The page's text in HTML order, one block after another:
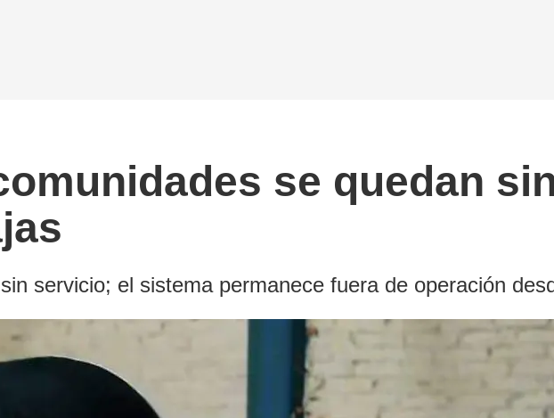
se quedan
servicio; el sistema permanece fuera de operación